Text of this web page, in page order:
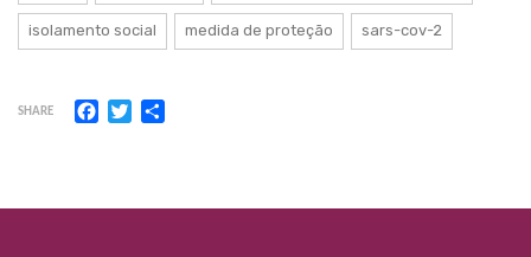
isolamento social medida de proteção sars-cov-2
SHARE Facebook
Twitter